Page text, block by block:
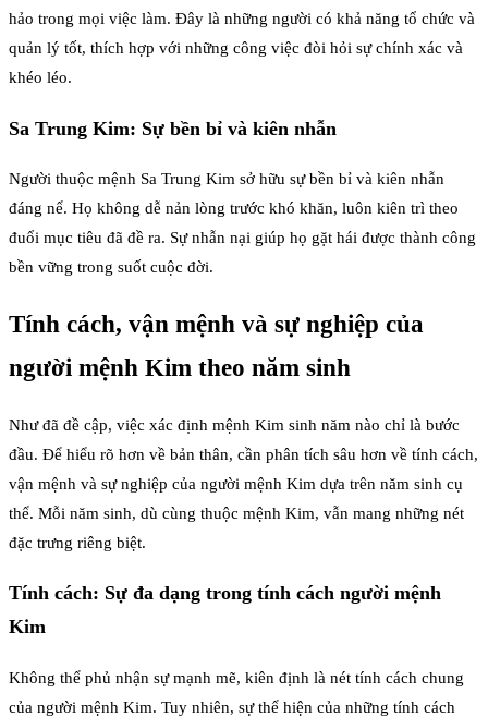
hảo trong mọi việc làm. Đây là những người có khả năng tổ chức và
quản lý tốt, thích hợp với những công việc đòi hỏi sự chính xác và
khéo léo.
Sa Trung Kim: Sự bền bỉ và kiên nhẫn
Người thuộc mệnh Sa Trung Kim sở hữu sự bền bỉ và kiên nhẫn
đáng nể. Họ không dễ nản lòng trước khó khăn, luôn kiên trì theo
đuổi mục tiêu đã đề ra. Sự nhẫn nại giúp họ gặt hái được thành công
bền vững trong suốt cuộc đời.
Tính cách, vận mệnh và sự nghiệp của
người mệnh Kim theo năm sinh
Như đã đề cập, việc xác định mệnh Kim sinh năm nào chỉ là bước
đầu. Để hiểu rõ hơn về bản thân, cần phân tích sâu hơn về tính cách,
vận mệnh và sự nghiệp của người mệnh Kim dựa trên năm sinh cụ
thể. Mỗi năm sinh, dù cùng thuộc mệnh Kim, vẫn mang những nét
đặc trưng riêng biệt.
Tính cách: Sự đa dạng trong tính cách người mệnh
Kim
Không thể phủ nhận sự mạnh mẽ, kiên định là nét tính cách chung
của người mệnh Kim. Tuy nhiên, sự thể hiện của những tính cách